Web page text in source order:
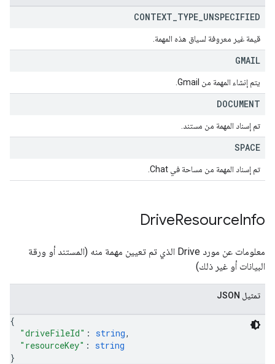
CONTEXT TYPE UNSPECIFIED
قيمة غير معروفة لسياق هذه المهمة.
GMAIL
يتم إنشاء المهمة من Gmail.
DOCUMENT
تم إسناد المهمة من مستند.
SPACE
تم إسناد المهمة من مساحة في Chat.
DriveResourceInfo
معلومات عن مورد Drive الذي تم تعيين مهمة منه (المستند أو ورقة
البيانات أو غير ذلك)
تمثيل JSON
{
"driveFileId" : string,
"resourceKey" : string
}